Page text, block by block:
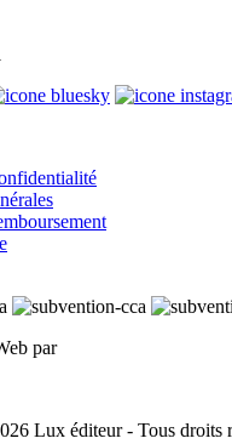
par
Lux éditeur - Tous droits